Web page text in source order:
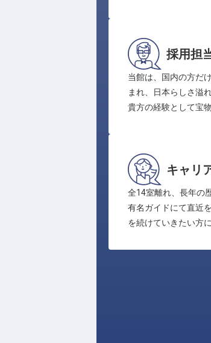
採用担
当館は、国内の方だ
まれ、日本らしさ溢
貴方の経験として宝
キャリ
全14室離れ、長年の
有名ガイドにて直近
を続けていきたい方